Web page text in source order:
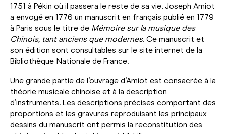
1751 à Pékin où il passera le reste de sa vie, Joseph Amiot
a envoyé en 1776 un manuscrit en français publié en 1779
à Paris sous le titre de Mémoire sur la musique des
Chinois, tant anciens que modernes. Ce manuscrit et
son édition sont consultables sur le site internet de la
Bibliothèque Nationale de France.
Une grande partie de l’ouvrage d’Amiot est consacrée à la
théorie musicale chinoise et à la description
d’instruments. Les descriptions précises comportant des
proportions et les gravures reproduisant les principaux
dessins du manuscrit ont permis la reconstitution des